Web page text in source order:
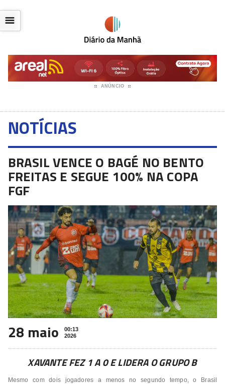
ANÚNCIO
☰
NOTÍCIAS
BRASIL VENCE O BAGÉ NO BENTO
FREITAS E SEGUE 100% NA COPA
FGF
28 maio
00:13
2026
XAVANTE FEZ 1 A 0 E LIDERA O GRUPO B
Mesmo com dois jogadores a menos no segundo tempo, o Brasil